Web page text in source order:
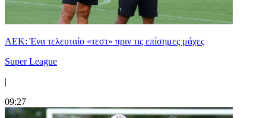
ΑΕΚ: Ένα τελευταίο «τεστ» πριν τις επίσημες μάχες
Super League
|
09:27